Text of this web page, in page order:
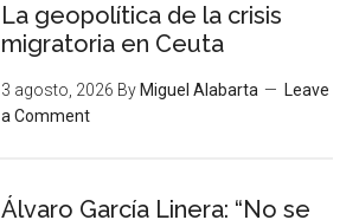
La geopolítica de la crisis
migratoria en Ceuta
3 agosto, 2026 By Miguel Alabarta
Leave
a Comment
Álvaro García Linera: “No se